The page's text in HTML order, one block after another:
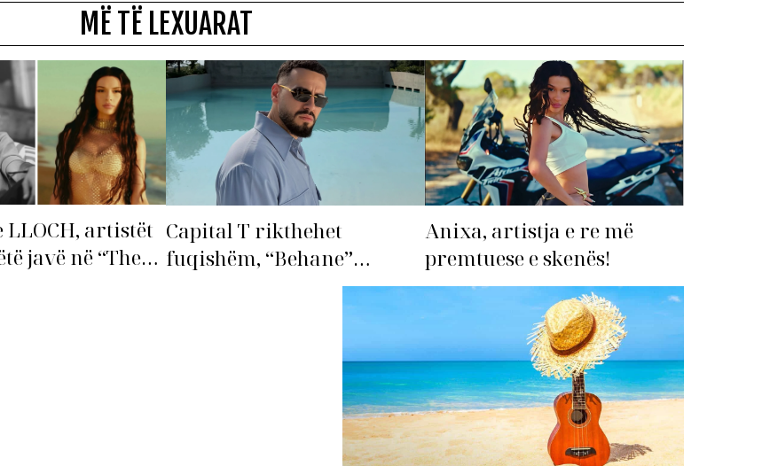
MË TË LEXUARAT
artistët
javë në “The
Capital T rikthehet
fuqishëm, “Behane”
premton të bëhet fiksimi i
Anixa, artistja e re më
premtuese e skenës!